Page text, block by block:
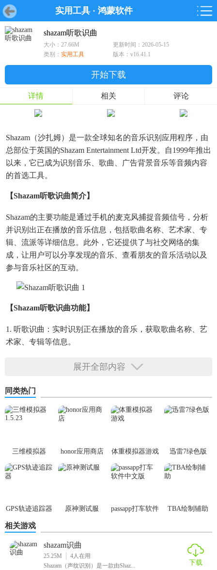
实用工具 · 鸿蒙软件
首页 游戏 软件
首页 游戏 软件 鸿蒙
游戏
鸿蒙
软件
专题
shazam听歌识曲
大小：27.66M
更新时间：2026-05-15
类别： 实用工具 版本：v16.41.1
开始下载
详情 相关 评论
Shazam（沙扎姆）是一款全球知名的音乐识别应用程序，由
总部位于英国的Shazam Entertainment Ltd开发。自1999年推出
以来，它已成为识别音乐、歌曲、广告背景音乐等音频内容
的首选工具。
【shazam听歌识曲简介】
Shazam的主要功能是通过手机的麦克风捕捉音频信号，分析
并识别出正在播放的音乐信息，包括歌曲名称、艺术家、专
辑、流派等详细信息。此外，它还提供了与社交网络的集
成，让用户可以分享发现的音乐、查看朋友的音乐活动以及
参与音乐社区的互动。
【shazam听歌识曲功能】
1. 听歌识曲：实时识别正在播放的音乐，获取歌曲名称、艺
术家、专辑等信息。
2. 音乐社区：用户可以在应用内分享喜欢的音乐，关注其他
3. 音乐推荐：基于用户的喜好，提供个性化的音乐推荐。
4. 音乐视频：查看与识别出的歌曲相关的官方音乐视频和歌
5. 音乐购买与流媒体服务：直接购买歌曲或订阅流媒体服
【shazam听歌识曲亮点】
2. 广泛覆盖：支持全球数百万首歌曲的识别。
3. 跨平台支持：可在iOS、Android、Windows等多种设备上使
用。
展开全部内容
同类热门
三维模拟器
1.5.23
honor应用商店 体重模拟器游戏 迅雷7绿色版
GPS轨迹追踪器 原神测试服
passapp打车软件
TBA绘制辅助
相关游戏
shazam识曲
25.25M 4人在用
Shazam（声纹识别）是一款由Shaz...
下载